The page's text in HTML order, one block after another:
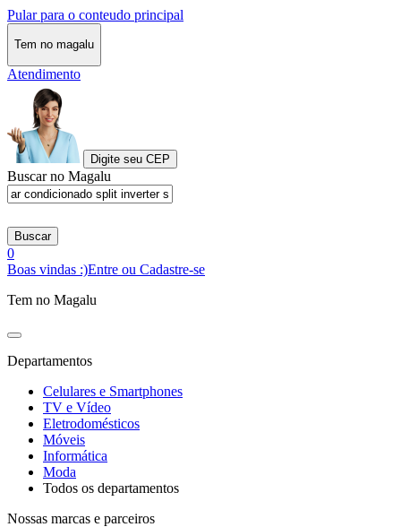
Pular para o conteudo principal
Tem no magalu
Atendimento
Digite seu CEP
Buscar no Magalu
Buscar
0
Boas vindas :)Entre ou Cadastre-se
Tem no Magalu
Departamentos
Celulares e Smartphones
TV e Vídeo
Eletrodomésticos
Móveis
Informática
Moda
Todos os departamentos
Nossas marcas e parceiros